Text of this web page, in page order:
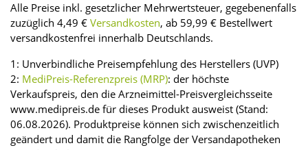
Alle Preise inkl. gesetzlicher Mehrwertsteuer, gegebenenfalls
zuzüglich 4,49 € Versandkosten, ab 59,99 € Bestellwert
versandkostenfrei innerhalb Deutschlands.
1: Unverbindliche Preisempfehlung des Herstellers (UVP)
2: MediPreis-Referenzpreis (MRP): der höchste
Verkaufspreis, den die Arzneimittel-Preisvergleichsseite
www.medipreis.de für dieses Produkt ausweist (Stand:
06.08.2026). Produktpreise können sich zwischenzeitlich
geändert und damit die Rangfolge der Versandapotheken